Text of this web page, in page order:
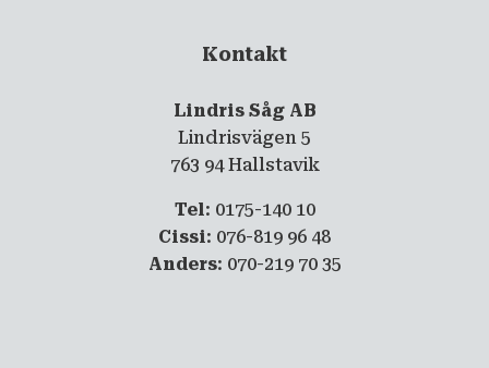
Kontakt
Lindris Såg AB
Lindrisvägen 5
763 94 Hallstavik
Tel: 0175-140 10
Cissi: 076-819 96 48
Anders: 070-219 70 35